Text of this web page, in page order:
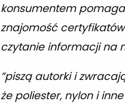
konsumentem pomaga
znajomość
czytanie informacji na
”piszą autorki i
że poliester, nylon i inne